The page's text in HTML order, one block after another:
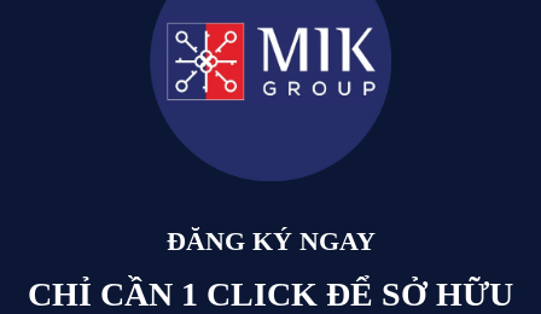
ĐĂNG KÝ NGAY
CHỈ CẦN 1 CLICK ĐỂ SỞ HỮU